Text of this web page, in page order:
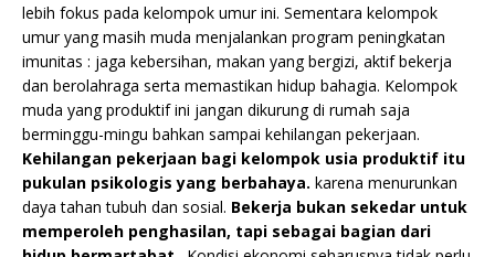
lebih fokus pada kelompok umur ini. Sementara kelompok
umur yang masih muda menjalankan program peningkatan
imunitas : jaga kebersihan, makan yang bergizi, aktif bekerja
dan berolahraga serta memastikan hidup bahagia. Kelompok
muda yang produktif ini jangan dikurung di rumah saja
berminggu-mingu bahkan sampai kehilangan pekerjaan.
Kehilangan pekerjaan bagi kelompok usia produktif itu
pukulan psikologis yang berbahaya. karena menurunkan
daya tahan tubuh dan sosial. Bekerja bukan sekedar untuk
memperoleh penghasilan, tapi sebagai bagian dari